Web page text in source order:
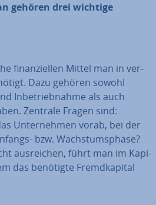
gehören drei wichtige
fi­nan­zi­el­len Mittel man in ver­
Dazu gehören sowohl
In­be­trieb­nah­me als auch
Zentrale Fragen sind:
Un­ter­neh­men vorab, bei der
bzw. Wachs­tums­pha­se?
aus­rei­chen, führt man im Ka­pi­
das benötigte Fremd­ka­pi­tal